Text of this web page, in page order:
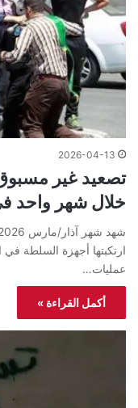
2026-04-13
خلال شهر واحد
ارتكبتها أجهزة السلطة
عمليات…
أكمل القراءة »